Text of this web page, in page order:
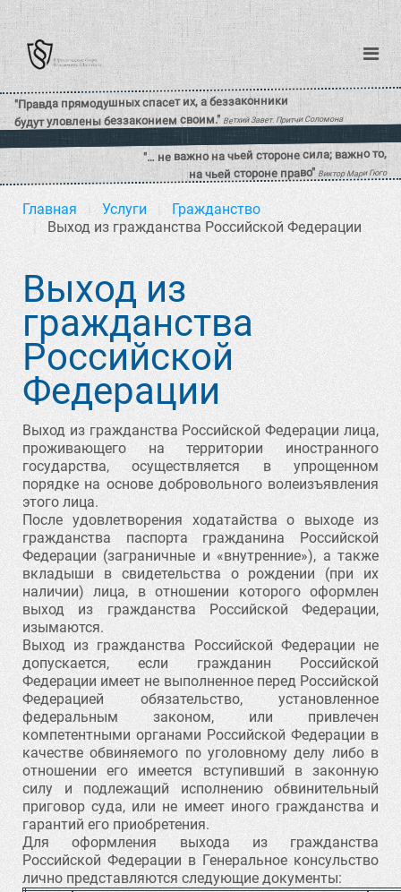
Главная Услуги
Гражданство
Выход из гражданства Российской Федерации
Выход из
гражданства
Российской
Федерации
Выход из гражданства Российской Федерации лица,
проживающего на территории иностранного
государства, осуществляется в упрощенном
порядке на основе добровольного волеизъявления
этого лица.
После удовлетворения ходатайства о выходе из
гражданства паспорта гражданина Российской
Федерации (заграничные и «внутренние»), а также
вкладыши в свидетельства о рождении (при их
наличии) лица, в отношении которого оформлен
выход из гражданства Российской Федерации,
изымаются.
Выход из гражданства Российской Федерации не
допускается, если гражданин Российской
Федерации имеет не выполненное перед Российской
Федерацией обязательство, установленное
федеральным законом, или привлечен
компетентными органами Российской Федерации в
качестве обвиняемого по уголовному делу либо в
отношении его имеется вступивший в законную
силу и подлежащий исполнению обвинительный
приговор суда, или не имеет иного гражданства и
гарантий его приобретения.
Для оформления выхода из гражданства
Российской Федерации в Генеральное консульство
лично представляются следующие документы: